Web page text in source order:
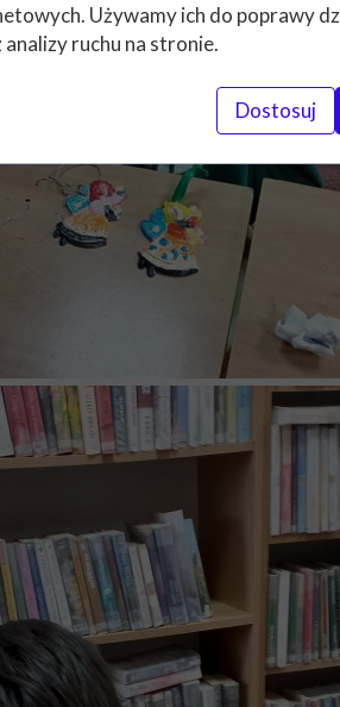
Używamy ich do poprawy
ruchu na stronie.
Dostosuj